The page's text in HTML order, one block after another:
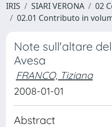
IRIS SIARI VERONA
02
02.01 Contributo in
Note sull'altare
Avesa
FRANCO, Tiziana
2008-01-01
Abstract